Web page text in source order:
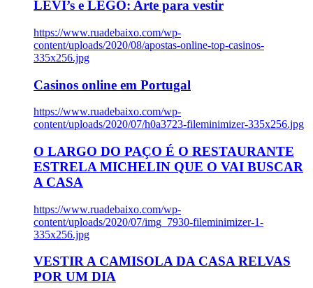
LEVI’s e LEGO: Arte para vestir
https://www.ruadebaixo.com/wp-
content/uploads/2020/08/apostas-online-top-casinos-
335x256.jpg
Casinos online em Portugal
https://www.ruadebaixo.com/wp-
content/uploads/2020/07/h0a3723-fileminimizer-335x256.jpg
O LARGO DO PAÇO É O RESTAURANTE
ESTRELA MICHELIN QUE O VAI BUSCAR
A CASA
https://www.ruadebaixo.com/wp-
content/uploads/2020/07/img_7930-fileminimizer-1-
335x256.jpg
VESTIR A CAMISOLA DA CASA RELVAS
POR UM DIA